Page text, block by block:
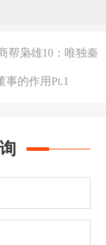
帮枭雄10：唯独秦
事的作用Pt.1